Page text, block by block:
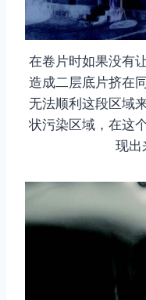
在卷片时如果没有
造成二层底片挤在
无法顺利这段区域
状污染区域，在这
现出